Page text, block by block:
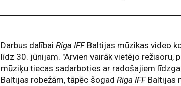
Darbus dalībai Riga IFF Baltijas mūzikas video
līdz 30. jūnijam. "Arvien vairāk vietējo režisoru,
mūziķu tiecas sadarboties ar radošajiem
Baltijas robežām, tāpēc šogadRiga IFFBaltijas